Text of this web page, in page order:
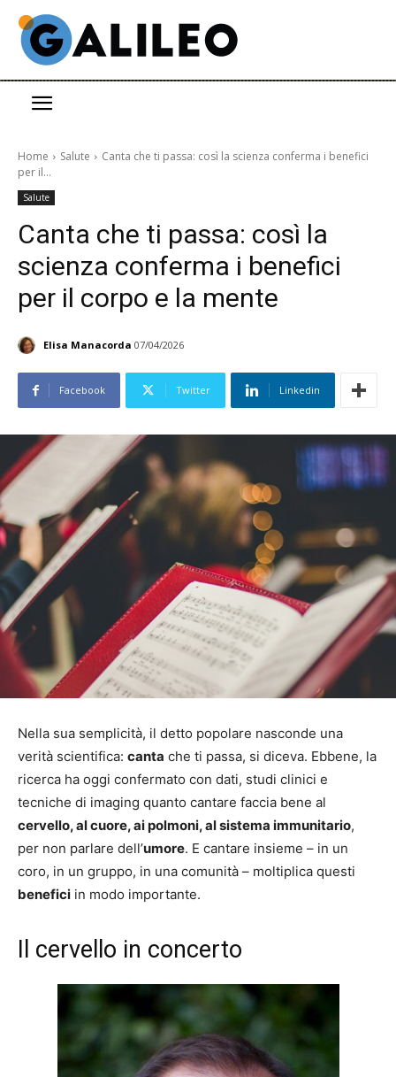
Home Salute
Canta che ti passa: così la scienza conferma i benefici
per il...
Salute
Canta che ti passa: così la
scienza conferma i benefici
per il corpo e la mente
Elisa Manacorda 07/04/2026
Facebook Twitter Linkedin
Nella sua semplicità, il detto popolare nasconde una
verità scientifica: canta che ti passa, si diceva. Ebbene, la
ricerca ha oggi confermato con dati, studi clinici e
tecniche di imaging quanto cantare faccia bene al
cervello, al cuore, ai polmoni, al sistema immunitario,
per non parlare dell’umore. E cantare insieme – in un
coro, in un gruppo, in una comunità – moltiplica questi
benefici in modo importante.
Il cervello in concerto